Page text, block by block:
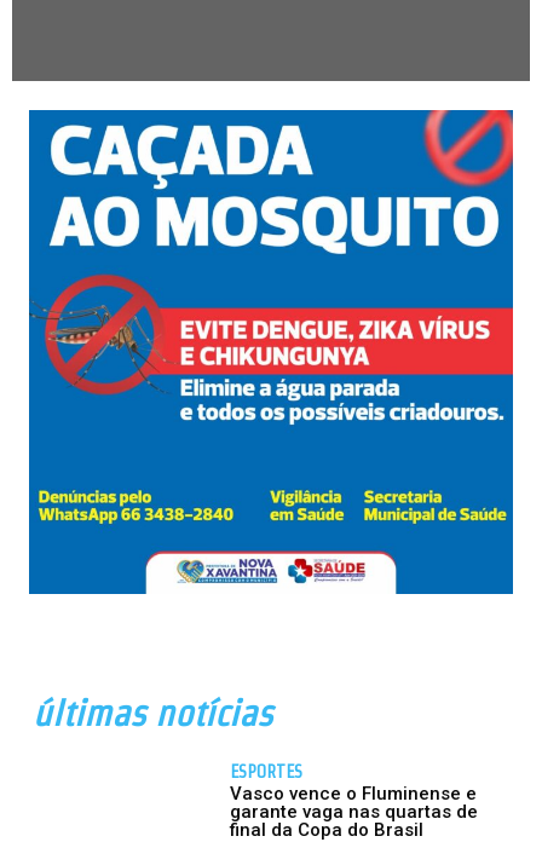
últimas notícias
ESPORTES
Vasco vence o Fluminense e
garante vaga nas quartas de
final da Copa do Brasil